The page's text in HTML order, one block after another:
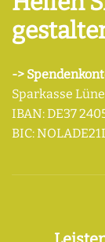
->
Sparkasse
IBAN: DE37
BIC: